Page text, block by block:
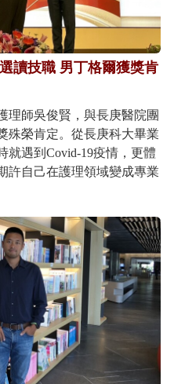
讀技職 男丁格爾獲獎肯
理師吳俊賢，與長庚醫院團
殊榮肯定。從長庚科大畢業
就遇到Covid-19疫情，更體
許自己在護理領域變成專業